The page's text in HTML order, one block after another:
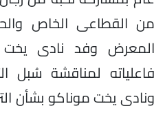
من القطاعى الخاص
المعرض وفد نادى
فاعلياته لمناقشة سُبل
ونادى يخت موناكو بشأن